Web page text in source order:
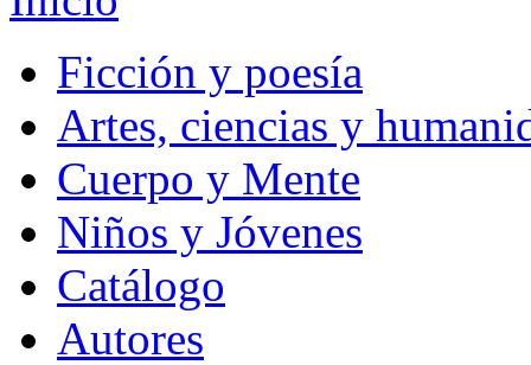
Ficción y poesía
Artes, ciencias y
Cuerpo y Mente
Niños y Jóvenes
Catálogo
Autores